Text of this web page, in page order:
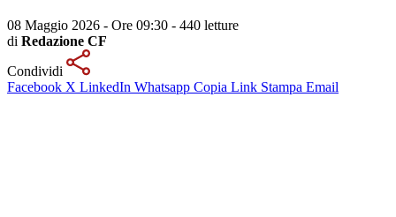
08 Maggio 2026 - Ore 09:30 - 440 letture
di Redazione CF
Condividi
Facebook X LinkedIn Whatsapp Copia Link Stampa Email